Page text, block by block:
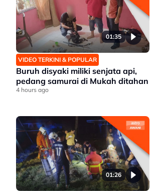
01:35
VIDEO TERKINI & POPULAR
Buruh disyaki miliki senjata api,
pedang samurai di Mukah ditahan
4 hours ago
01:26